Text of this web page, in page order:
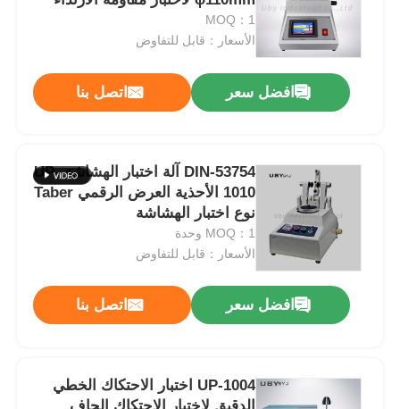
حول بنا
جولة في المعمل
ضبط الجودة
اتصل بنا
طلب اقتباس
معدات اختبار المعمل
آلة الاختبار العالمية
OEM ODM
MOQ：1
الأسعار：قابل للتفاوض
افضل سعر اتصل بنا
DIN-53754 آلة اختبار الهشاشة UP-
1010 الأحذية العرض الرقمي Taber
نوع اختبار الهشاشة
MOQ：1 وحدة
الأسعار：قابل للتفاوض
افضل سعر اتصل بنا
UP-1004 اختبار الاحتكاك الخطي
الدقيق لاختبار الاحتكاك الجاف